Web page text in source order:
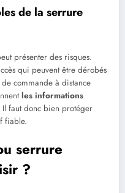
de la serrure
présenter des risques.
qui peuvent être dérobés
commande à distance
les informations
Il faut donc bien protéger
fiable.
serrure
?